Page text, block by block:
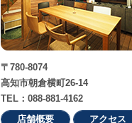
〒780-8074
高知市朝倉横町26-14
TEL：088-881-4162
店舗概要
アクセス